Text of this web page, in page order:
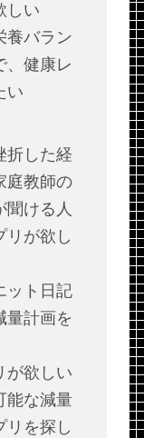
しい
養バラン
、健康レ
い
折した経
庭教師の
聞ける人
リが欲し
ット日記
量計画を
が欲しい
能な減量
リを探し